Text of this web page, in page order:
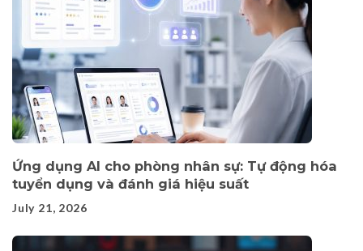
Ứng dụng AI cho phòng nhân sự: Tự động hóa
tuyển dụng và đánh giá hiệu suất
July 21, 2026